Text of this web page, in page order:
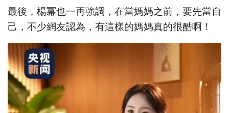
最後，楊冪也一再強調，在當媽媽之前，要先當自
己，不少網友認為，有這樣的媽媽真的很酷啊！